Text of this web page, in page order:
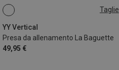
Taglie
YY Vertical
Presa da allenamento La Baguette
49,95 €
ONE SIZE